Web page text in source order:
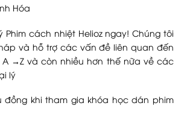
Hóa
Phim cách nhiệt Helioz ngay! Chúng tôi
và hỗ trợ các vấn đề liên quan đến
A →Z và còn nhiều hơn thế nữa về các
lý
đồng khi tham gia khóa học dán phim